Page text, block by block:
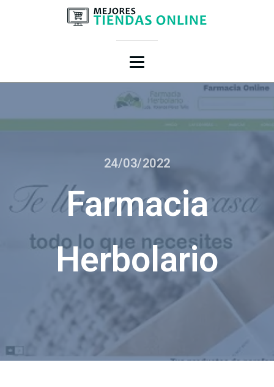
24/03/2022
Farmacia
Herbolario